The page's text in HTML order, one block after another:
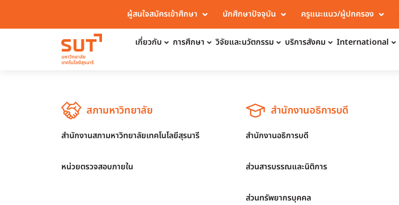
ผู้สนใจสมัครเข้าศึกษา นักศึกษาปัจจุบัน ครูแนะแนว/ผู้ปกครอง
เกี่ยวกับ การศึกษา วิจัยและนวัตกรรม บริการสังคม International
สภามหาวิทยาลัย
สำนักงานสภามหาวิทยาลัยเทคโนโลยีสุรนารี
หน่วยตรวจสอบภายใน
สำนักงานอธิการบดี
สำนักงานอธิการบดี
ส่วนสารบรรณและนิติการ
ส่วนทรัพยากรบุคคล